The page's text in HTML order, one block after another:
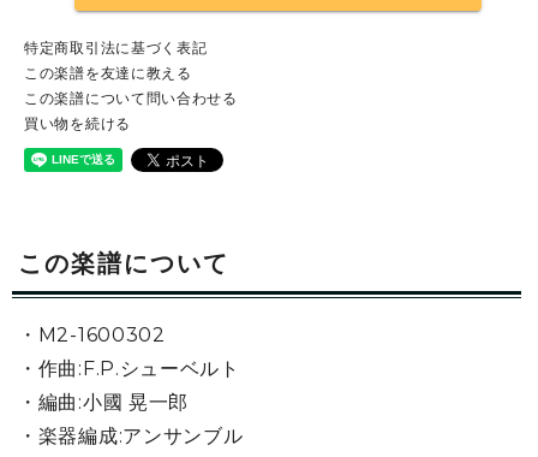
特定商取引法に基づく表記
この楽譜を友達に教える
この楽譜について問い合わせる
買い物を続ける
この楽譜について
・M2-1600302
・作曲:F.P.シューベルト
・編曲:小國 晃一郎
・楽器編成:アンサンブル